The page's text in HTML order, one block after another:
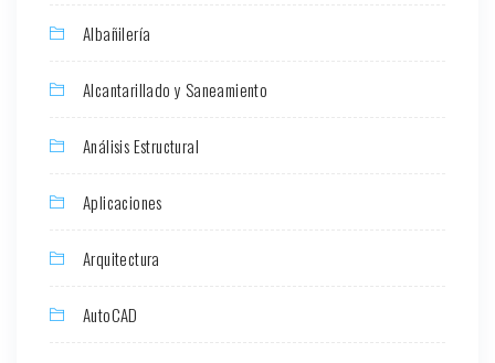
Albañilería
Alcantarillado y Saneamiento
Análisis Estructural
Aplicaciones
Arquitectura
AutoCAD